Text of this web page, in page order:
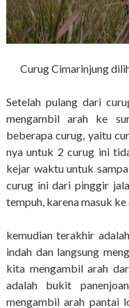
Curug Cimarinjung
Setelah pulang dari
mengambil arah ke
beberapa curug, yaitu
nya untuk 2 curug ini
kejar waktu untuk
curug ini dari pinggir
tempuh, karena masuk
kemudian terakhir
indah dan langsung
kita mengambil arah
adalah bukit
mengambil arah pantai